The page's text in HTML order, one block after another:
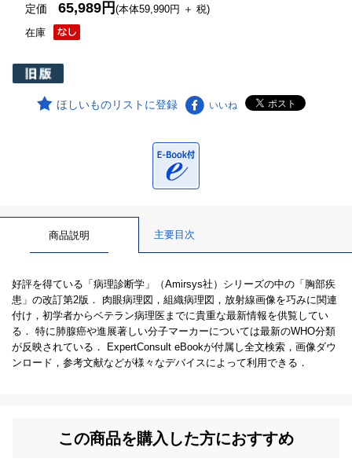
在庫
定価65,989円(本体59,990円 ＋ 税)
ほしいものリストに登録 いいね
商品説明 主要目次
好評を得ている「病理診断学」（Amirsys社）シリーズの中の「胸部疾
患」の改訂第2版． 肉眼病理図，組織病理図，放射線画像を巧みに関連
付け，初学者からベテラン病理医までに貴重な最新情報を供覧してい
る． 特に肺腺癌や進展著しい分子マーカーについては最新のWHO分類
が反映されている． ExpertConsult eBookが付属し全文検索，画像ダウ
ンロード，参考文献などが様々なデバイスによって利用できる．
この商品を購入した方におすすめ